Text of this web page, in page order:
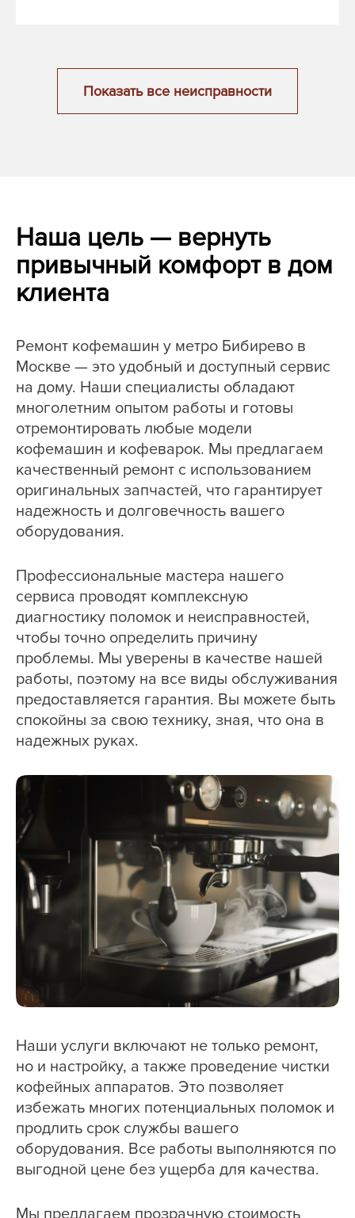
Показать все неисправности
Наша цель — вернуть
привычный комфорт в дом
клиента
Ремонт кофемашин у метро Бибирево в
Москве — это удобный и доступный сервис
на дому. Наши специалисты обладают
многолетним опытом работы и готовы
отремонтировать любые модели
кофемашин и кофеварок. Мы предлагаем
качественный ремонт с использованием
оригинальных запчастей, что гарантирует
надежность и долговечность вашего
оборудования.
Профессиональные мастера нашего
сервиса проводят комплексную
диагностику поломок и неисправностей,
чтобы точно определить причину
проблемы. Мы уверены в качестве нашей
работы, поэтому на все виды обслуживания
предоставляется гарантия. Вы можете быть
спокойны за свою технику, зная, что она в
надежных руках.
Наши услуги включают не только ремонт,
но и настройку, а также проведение чистки
кофейных аппаратов. Это позволяет
избежать многих потенциальных поломок и
продлить срок службы вашего
оборудования. Все работы выполняются по
выгодной цене без ущерба для качества.
Мы предлагаем прозрачную стоимость